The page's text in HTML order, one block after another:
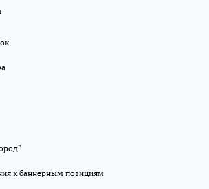
к баннерным позициям